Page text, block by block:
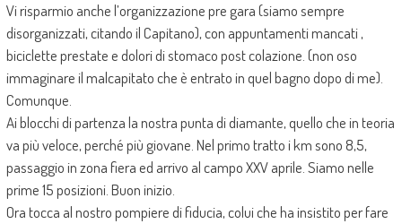
Vi risparmio anche l’organizzazione pre gara (siamo sempre
disorganizzati, citando il Capitano), con appuntamenti mancati ,
biciclette prestate e dolori di stomaco post colazione. (non oso
immaginare il malcapitato che è entrato in quel bagno dopo di me).
Comunque.
Ai blocchi di partenza la nostra punta di diamante, quello che in teoria
va più veloce, perché più giovane. Nel primo tratto i km sono 8,5,
passaggio in zona fiera ed arrivo al campo XXV aprile. Siamo nelle
prime 15 posizioni. Buon inizio.
Ora tocca al nostro pompiere di fiducia, colui che ha insistito per fare